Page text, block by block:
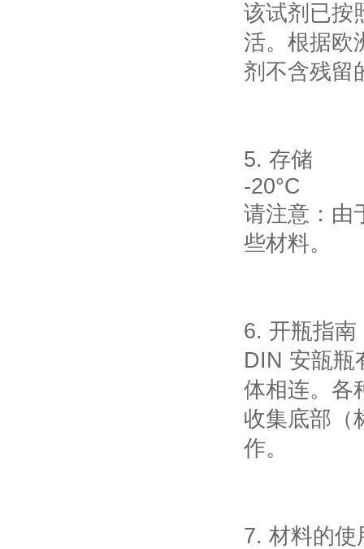
该试剂已按
活。根据欧
剂不含残留
5. 存储
-20°C
请注意：由
些材料。
6. 开瓶指南
DIN 安瓿瓶
体相连。各
收集底部（
作。
7. 材料的使